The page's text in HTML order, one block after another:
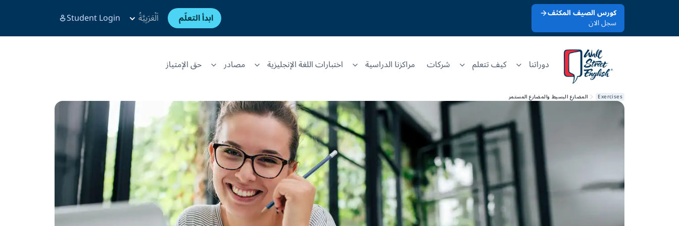
كورس الصيف المكثف
سجل الان ابدأ التعلّم اَلْعَرَبِيَّةُ Student Login
دوراتنا كيف تتعلم شركات مراكزنا الدراسية اختبارات اللغة الإنجليزية مصادر حق الإمتياز
Exercises المضارع البسيط والمضارع المستمر